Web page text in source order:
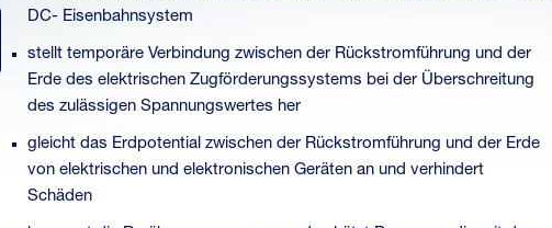
DC- Eisenbahnsystem
stellt temporäre Verbindung zwischen der Rückstromführung und der
Erde des elektrischen Zugförderungssystems bei der Überschreitung
des zulässigen Spannungswertes her
gleicht das Erdpotential zwischen der Rückstromführung und der Erde
von elektrischen und elektronischen Geräten an und verhindert
Schäden